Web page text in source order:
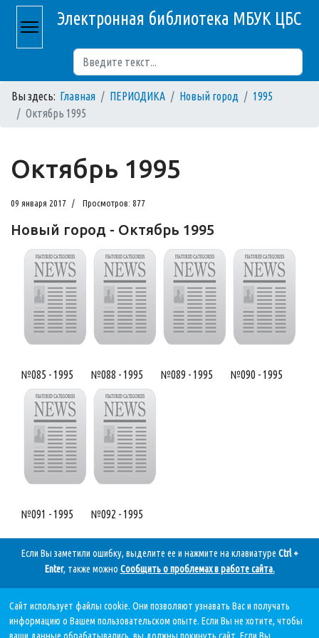
Электронная библиотека МБУК ЦБС
Вы здесь: Главная ПЕРИОДИКА Новый город
1995
Октябрь 1995
Октябрь 1995
09 января 2017 Просмотров: 877
Новый город - Октябрь 1995
№085 - 1995 №088 - 1995 №089 - 1995 №090 - 1995
№091 - 1995 №092 - 1995
Если Вы заметили ошибку, выделите ее и нажмите на клавиатуре Ctrl +
Enter, также можно Сообщить о проблемах в работе сайта.
Дата последнего обновления:
05.08.2026, в 11 11.
Сайт использует файлы cookie. Они позволяют узнавать Вас и получать
информацию о Вашем пользовательском опыте. Если Вы не хотите, чтобы